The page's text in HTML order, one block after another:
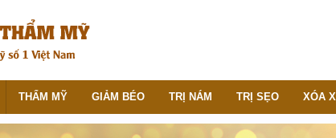
THẨM MỸ GIẢM BÉO TRỊ NÁM TRỊ SẸO XÓA